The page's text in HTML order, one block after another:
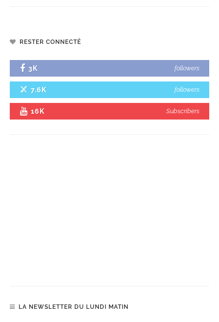
RESTER CONNECTÉ
3K followers
7.6K followers
16K Subscribers
LA NEWSLETTER DU LUNDI MATIN